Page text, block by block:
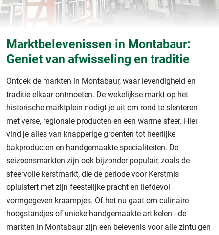
Marktbelevenissen in Montabaur:
Geniet van afwisseling en traditie
Ontdek de markten in Montabaur, waar levendigheid en
traditie elkaar ontmoeten. De wekelijkse markt op het
historische marktplein nodigt je uit om rond te slenteren
met verse, regionale producten en een warme sfeer. Hier
vind je alles van knapperige groenten tot heerlijke
bakproducten en handgemaakte specialiteiten. De
seizoensmarkten zijn ook bijzonder populair, zoals de
sfeervolle kerstmarkt, die de periode voor Kerstmis
opluistert met zijn feestelijke pracht en liefdevol
vormgegeven kraampjes. Of het nu gaat om culinaire
hoogstandjes of unieke handgemaakte artikelen - de
markten in Montabaur zijn een belevenis voor alle zintuigen